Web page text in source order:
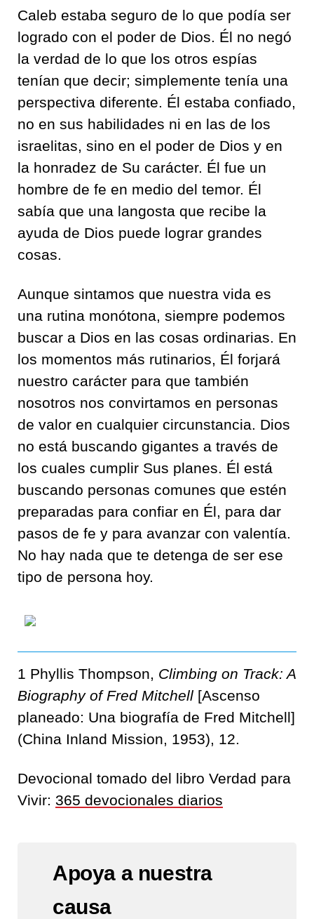
Caleb estaba seguro de lo que podía ser
logrado con el poder de Dios. Él no negó
la verdad de lo que los otros espías
tenían que decir; simplemente tenía una
perspectiva diferente. Él estaba confiado,
no en sus habilidades ni en las de los
israelitas, sino en el poder de Dios y en
la honradez de Su carácter. Él fue un
hombre de fe en medio del temor. Él
sabía que una langosta que recibe la
ayuda de Dios puede lograr grandes
cosas.
Aunque sintamos que nuestra vida es
una rutina monótona, siempre podemos
buscar a Dios en las cosas ordinarias. En
los momentos más rutinarios, Él forjará
nuestro carácter para que también
nosotros nos convirtamos en personas
de valor en cualquier circunstancia. Dios
no está buscando gigantes a través de
los cuales cumplir Sus planes. Él está
buscando personas comunes que estén
preparadas para confiar en Él, para dar
pasos de fe y para avanzar con valentía.
No hay nada que te detenga de ser ese
tipo de persona hoy.
1 Phyllis Thompson, Climbing on Track: A
Biography of Fred Mitchell [Ascenso
planeado: Una biografía de Fred Mitchell]
(China Inland Mission, 1953), 12.
Devocional tomado del libro Verdad para
Vivir: 365 devocionales diarios
Apoya a nuestra
causa